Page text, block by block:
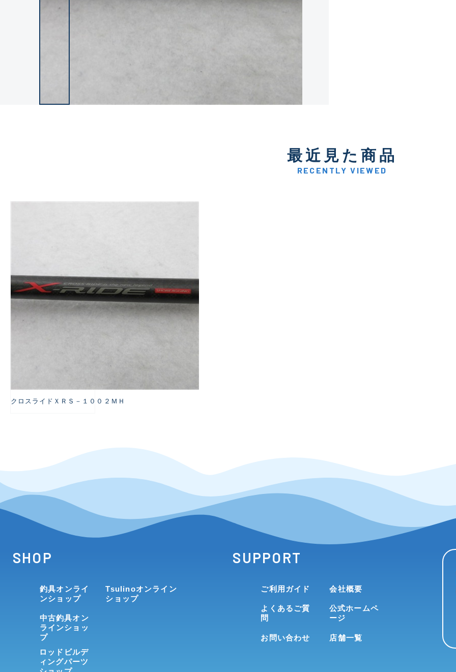
C-
い品
最近見た商品
RECENTLY VIEWED
クロスライドＸＲＳ－１００２ＭＨ
SHOP
釣具オンライ
ンショップ
中古釣具オン
ラインショッ
プ
ロッドビルデ
ィングパーツ
Tsulinoオンライン
ショップ
SUPPORT
ご利用ガイド
よくあるご質
問
お問い合わせ
会社概要
公式ホームペ
ージ
店舗一覧